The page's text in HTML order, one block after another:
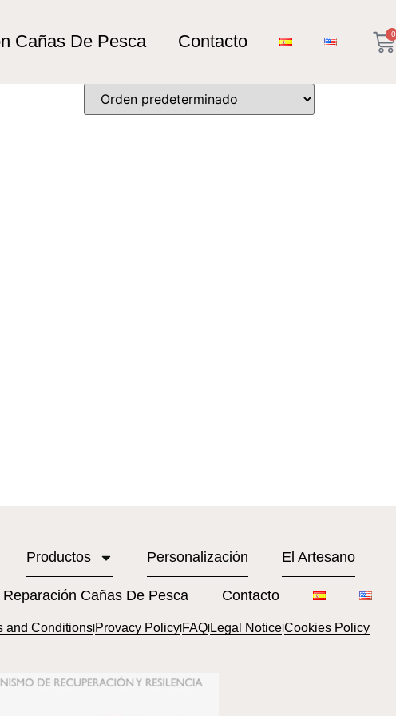
Cañas De Pesca Contacto 0
Productos Personalización El Artesano
Reparación Cañas De Pesca Contacto
and ConditionslProvacy PolicylFAQlLegal NoticelCookies Policy